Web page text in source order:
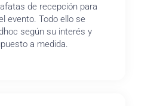
de recepción para
evento. Todo ello se
según su interés y
a medida.